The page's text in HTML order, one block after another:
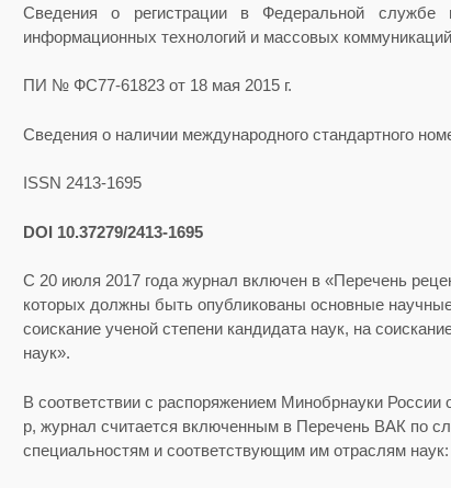
Сведения о регистрации в Федеральной
информационных технологий и массовых
ПИ № ФС77-61823 от 18 мая 2015 г.
Сведения о наличии международного стандартного
ISSN 2413-1695
DOI 10.37279/2413-1695
С 20 июля 2017 года журнал включен в «Перечень
которых должны быть опубликованы основные
соискание ученой степени кандидата наук, на
наук».
В соответствии с распоряжением Минобрнауки России
р, журнал считается включенным в Перечень ВАК по
специальностям и соответствующим им отраслям наук: